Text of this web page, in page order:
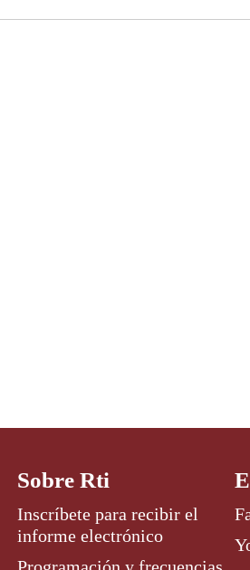
Sobre Rti
Inscríbete para recibir el
informe electrónico